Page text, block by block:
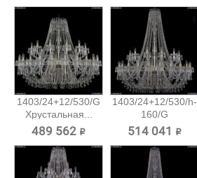
1403/24+12/530/G
Хрустальная...
489 562 ₽
1403/24+12/530/h-
160/G
Хрустальная...
514 041 ₽